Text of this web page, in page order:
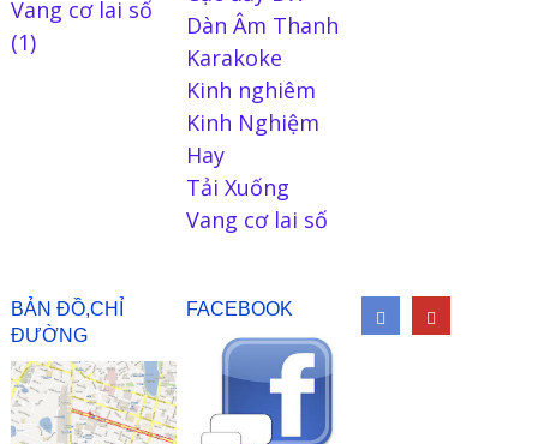
Vang cơ lai số
(1)
Dàn Âm Thanh
Karakoke
Kinh nghiêm
Kinh Nghiệm
Hay
Tải Xuống
Vang cơ lai số
BẢN ĐỒ,CHỈ
ĐƯỜNG
FACEBOOK